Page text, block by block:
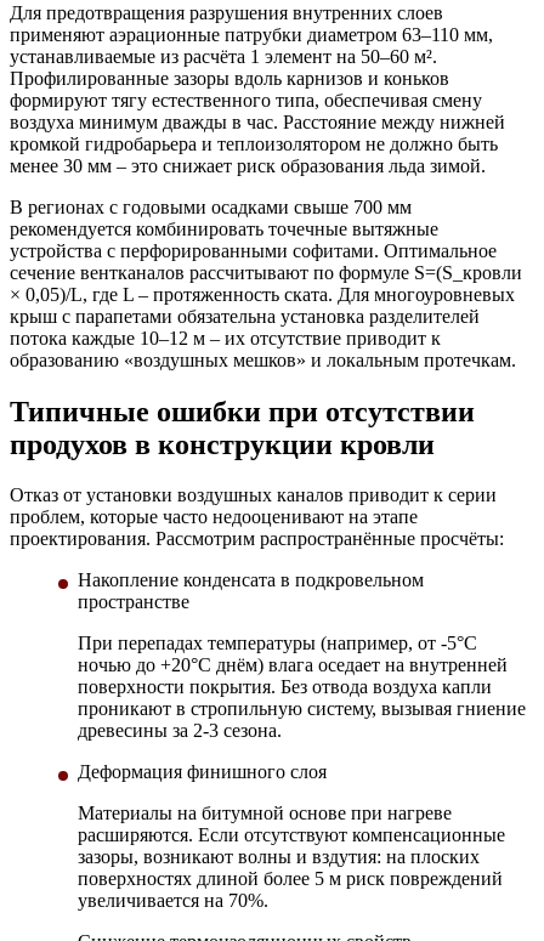
Для предотвращения разрушения внутренних слоев
применяют аэрационные патрубки диаметром 63–110 мм,
устанавливаемые из расчёта 1 элемент на 50–60 м².
Профилированные зазоры вдоль карнизов и коньков
формируют тягу естественного типа, обеспечивая смену
воздуха минимум дважды в час. Расстояние между нижней
кромкой гидробарьера и теплоизолятором не должно быть
менее 30 мм – это снижает риск образования льда зимой.
В регионах с годовыми осадками свыше 700 мм
рекомендуется комбинировать точечные вытяжные
устройства с перфорированными софитами. Оптимальное
сечение вентканалов рассчитывают по формуле S=(S_кровли
× 0,05)/L, где L – протяженность ската. Для многоуровневых
крыш с парапетами обязательна установка разделителей
потока каждые 10–12 м – их отсутствие приводит к
образованию «воздушных мешков» и локальным протечкам.
Типичные ошибки при отсутствии
продухов в конструкции кровли
Отказ от установки воздушных каналов приводит к серии
проблем, которые часто недооценивают на этапе
проектирования. Рассмотрим распространённые просчёты:
Накопление конденсата в подкровельном
пространстве
При перепадах температуры (например, от -5°C
ночью до +20°C днём) влага оседает на внутренней
поверхности покрытия. Без отвода воздуха капли
проникают в стропильную систему, вызывая гниение
древесины за 2-3 сезона.
Деформация финишного слоя
Материалы на битумной основе при нагреве
расширяются. Если отсутствуют компенсационные
зазоры, возникают волны и вздутия: на плоских
поверхностях длиной более 5 м риск повреждений
увеличивается на 70%.